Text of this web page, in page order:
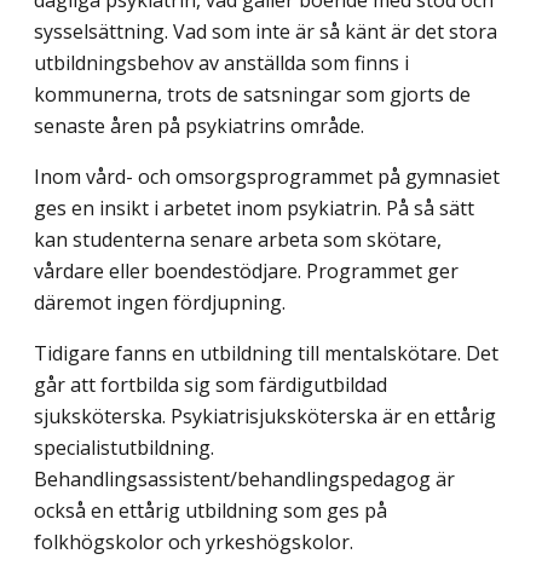
sysselsättning. Vad som inte är så känt är det stora
utbildningsbehov av anställda som finns i
kommunerna, trots de satsningar som gjorts de
senaste åren på psykiatrins område.
Inom vård- och omsorgsprogrammet på gymnasiet
ges en insikt i arbetet inom psykiatrin. På så sätt
kan studenterna senare arbeta som skötare,
vårdare eller boendestödjare. Programmet ger
däremot ingen fördjupning.
Tidigare fanns en utbildning till mentalskötare. Det
går att fortbilda sig som färdigutbildad
sjuksköterska. Psykiatrisjuksköterska är en ettårig
specialistutbildning.
Behandlingsassistent/behandlingspedagog är
också en ettårig utbildning som ges på
folkhögskolor och yrkeshögskolor.